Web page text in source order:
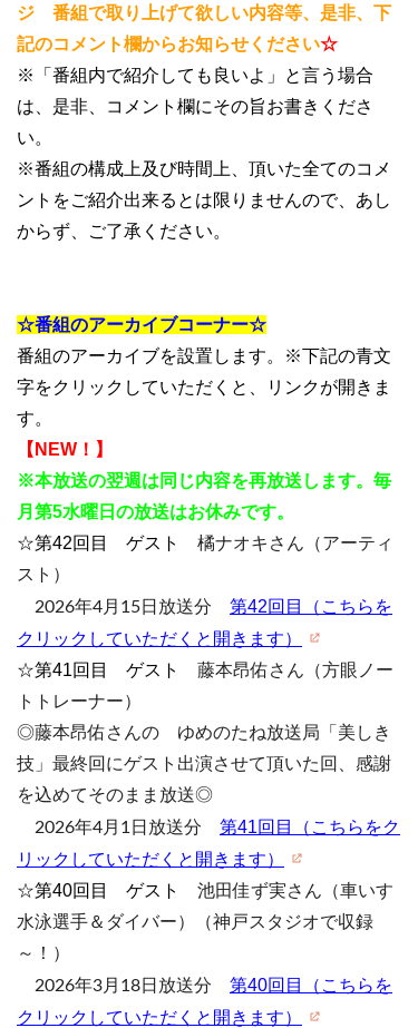
ジ 番組で取り上げて欲しい内容等、是非、下
記のコメント欄からお知らせください☆
※「番組内で紹介しても良いよ」と言う場合
は、是非、コメント欄にその旨お書きくださ
い。
※番組の構成上及び時間上、頂いた全てのコメ
ントをご紹介出来るとは限りませんので、あし
からず、ご了承ください。
☆番組のアーカイブコーナー☆
番組のアーカイブを設置します。※下記の青文
字をクリックしていただくと、リンクが開きま
す。
【NEW！】
※本放送の翌週は同じ内容を再放送します。毎
月第5水曜日の放送はお休みです。
☆第42回目 ゲスト 橘ナオキさん（アーティ
スト）
2026年4月15日放送分 第42回目（こちらを
クリックしていただくと開きます）
☆第41回目 ゲスト 藤本昂佑さん（方眼ノー
トトレーナー）
◎藤本昂佑さんの ゆめのたね放送局「美しき
技」最終回にゲスト出演させて頂いた回、感謝
を込めてそのまま放送◎
2026年4月1日放送分 第41回目（こちらをク
リックしていただくと開きます）
☆第40回目 ゲスト 池田佳ず実さん（車いす
水泳選手＆ダイバー）（神戸スタジオで収録
～！）
2026年3月18日放送分 第40回目（こちらを
クリックしていただくと開きます）